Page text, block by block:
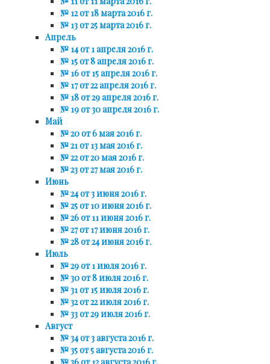
№ 12 от 18 марта 2016 г.
№ 13 от 25 марта 2016 г.
Апрель
№ 14 от 1 апреля 2016 г.
№ 15 от 8 апреля 2016 г.
№ 16 от 15 апреля 2016 г.
№ 17 от 22 апреля 2016 г.
№ 18 от 29 апреля 2016 г.
№ 19 от 30 апреля 2016 г.
Май
№ 20 от 6 мая 2016 г.
№ 21 от 13 мая 2016 г.
№ 22 от 20 мая 2016 г.
№ 23 от 27 мая 2016 г.
Июнь
№ 24 от 3 июня 2016 г.
№ 25 от 10 июня 2016 г.
№ 26 от 11 июня 2016 г.
№ 27 от 17 июня 2016 г.
№ 28 от 24 июня 2016 г.
Июль
№ 29 от 1 июля 2016 г.
№ 30 от 8 июля 2016 г.
№ 31 от 15 июля 2016 г.
№ 32 от 22 июля 2016 г.
№ 33 от 29 июля 2016 г.
Август
№ 34 от 3 августа 2016 г.
№ 35 от 5 августа 2016 г.